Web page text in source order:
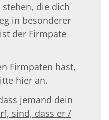
stehen, die dich
in besonderer
der Firmpate
Firmpaten hast,
hier an.
jemand dein
sind, dass er /